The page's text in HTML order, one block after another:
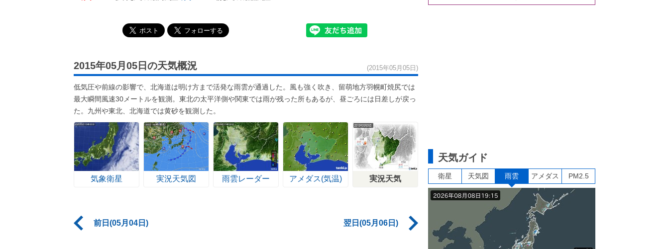
2015年05月05日の天気概況 (2015年05月05日)
低気圧や前線の影響で、北海道は明け方まで活発な雨雲が通過した。風も強く吹き、留萌地方羽幌町焼尻では
最大瞬間風速30メートルを観測。東北の太平洋側や関東では雨が残った所もあるが、昼ごろには日差しが戻っ
た。九州や東北、北海道では黄砂を観測した。
気象衛星 実況天気図 雨雲レーダー アメダス(気温) 実況天気
前日(05月04日) 翌日(05月06日)
天気ガイド
衛星 天気図 雨雲 アメダス PM2.5